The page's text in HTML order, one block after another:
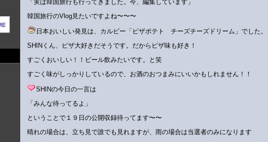
「実は韓国旅行も行ってきました。今、編集しています」
韓国旅行のVlog見たいですよね〜〜〜
日本おいしい発見は、カルビー「ピザポテト チーズチーズドリーム」でした。
SHINくん、ピザ大好きだそうです。だからピザ味も好き！
すごくおいしい！！ビール飲みたいです。と笑
すごく味がしっかりしているので、お酒のおつまみにいいかもしれません！！
SHINの今日の一言は
「みんな待ってるよ」
ということで１９日の公開収録待ってます〜〜
晴れの場合は、立ち見で誰でも見れますが、雨の場合は当選者のみになります